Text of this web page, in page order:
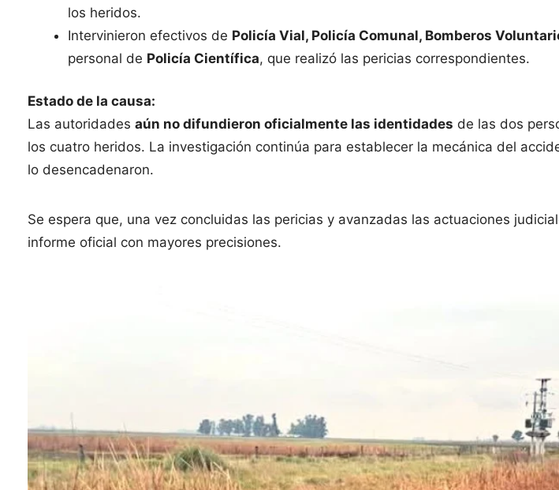
los heridos.
Intervinieron efectivos de Policía Vial, Policía Comunal, Bomberos
personal de Policía Científica, que realizó las pericias correspondientes.
Estado de la causa:
Las autoridadesaún no difundieron oficialmente las identidades de las dos
los cuatro heridos. La investigación continúa para establecer la mecánica del
lo desencadenaron.
Se espera que, una vez concluidas las pericias y avanzadas las actuaciones
informe oficial con mayores precisiones.